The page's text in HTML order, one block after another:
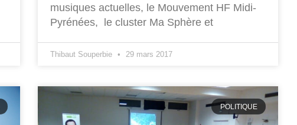
musiques actuelles, le Mouvement HF Midi-
Pyrénées, le cluster Ma Sphère et
Thibaut Souperbie 29 mars 2017
POLITIQUE